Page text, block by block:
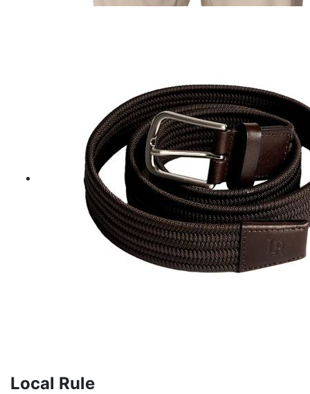
Local Rule